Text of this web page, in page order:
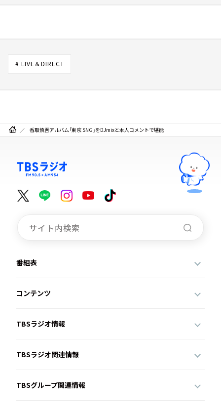
# LIVE＆DIRECT
香取慎吾アルバム「東京 SNG」をDJmixと本人コメントで堪能
番組表
コンテンツ
TBSラジオ情報
TBSラジオ関連情報
TBSグループ関連情報